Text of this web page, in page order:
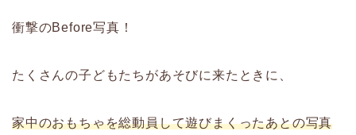
衝撃のBefore写真！
たくさんの子どもたちがあそびに来たときに、
家中のおもちゃを総動員して遊びまくったあとの写真